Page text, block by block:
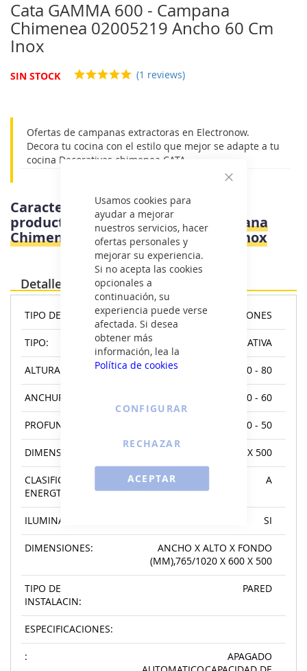
Usamos cookies para
ayudar a mejorar
nuestros servicios, hacer
ofertas personales y
mejorar su experiencia.
Si no acepta las cookies
opcionales a
continuación, su
experiencia puede verse
afectada. Si desea
obtener más
información, lea la
Política de cookies
ACEPTAR
CONFIGURAR
RECHAZAR
Cata GAMMA 600 - Campana
Chimenea 02005219 Ancho 60 Cm
Inox
SIN STOCK (1 reviews)
Ofertas de campanas extractoras en Electronow.
Decora tu cocina con el estilo que mejor se adapte a tu
cocina Decorativas chimenea CATA
de
la
galería
de
Características e información del
producto
Cata GAMMA 600 - Campana
Chimenea 02005219 Ancho 60 Cm Inox
Detalles
TIPO DE CONTROL: BOTONES
TIPO: DECORATIVA
ALTURA: 70 - 80
ANCHURA: 50 - 60
PROFUNDIDAD: 40 - 50
DIMENSIONES: 765/1020 X 600 X 500
CLASIFICACIN
ENERGTICA:
A
ILUMINACION: SI
DIMENSIONES:
ANCHO X ALTO X FONDO
(MM),765/1020 X 600 X 500
TIPO DE
INSTALACIN:
PARED
ESPECIFICACIONES:
:
APAGADO